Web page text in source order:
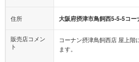
住所 大阪府摂津市鳥飼西5-5-5コ
販売店コメン
ト
コーナン摂津鳥飼西店 屋上階
ます。